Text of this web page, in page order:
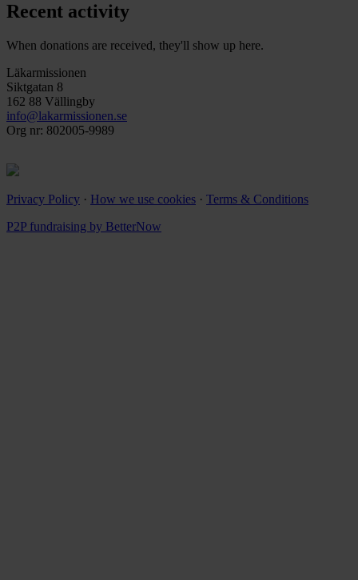
Recent activity
When donations are received, they'll show up here.
Läkarmissionen
Siktgatan 8
162 88 Vällingby
info@lakarmissionen.se
Org nr: 802005-9989
Privacy Policy · How we use cookies · Terms & Conditions
P2P fundraising by BetterNow